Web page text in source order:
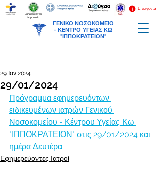
ΓΕΝΙΚΟ ΝΟΣΟΚΟΜΕΙΟ
- ΚΕΝΤΡΟ ΥΓΕΙΑΣ ΚΩ
"ΙΠΠΟΚΡΑΤΕΙΟΝ"
Επείγοντα
Εφημερεύοντα
Φαρμακεία
29/01/2024
29 Ιαν 2024
Πρόγραμμα εφημερευόντων
ειδικευμένων ιατρών Γενικού
Νοσοκομείου - Κέντρου Υγείας Κω
"ΙΠΠΟΚΡΑΤΕΙΟΝ" στις 29/01/2024 και
ημέρα Δευτέρα.
Εφημερεύοντες Ιατροί